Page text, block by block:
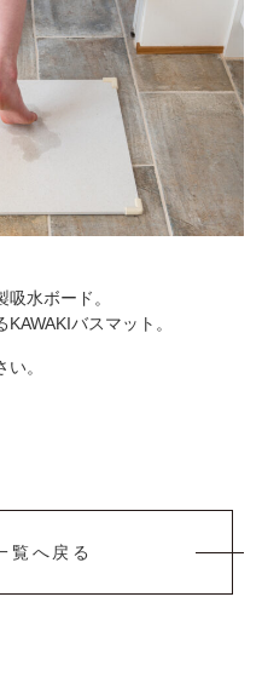
わせ
水ボード。
バスマット。
。
覧へ戻る